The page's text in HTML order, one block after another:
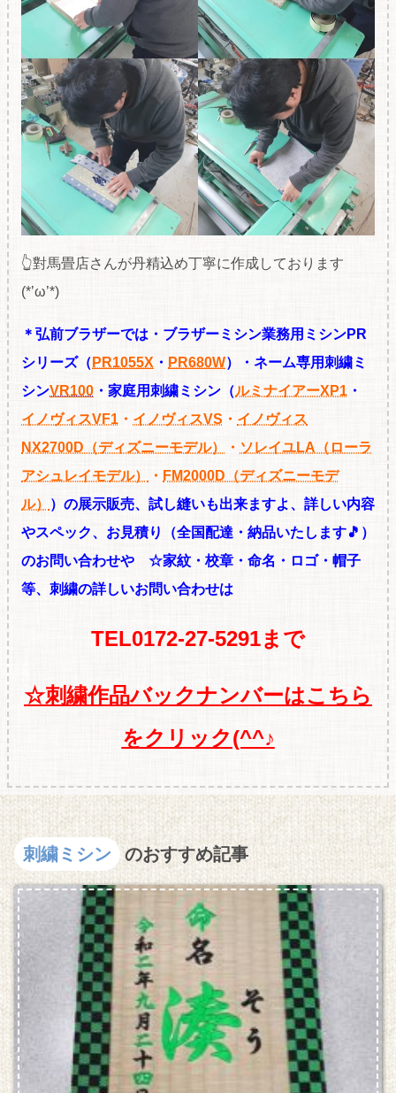
👆對馬畳店さんが丹精込め丁寧に作成しております
(*’ω’*)
＊弘前ブラザーでは・ブラザーミシン業務用ミシンPR
シリーズ（ PR1055X ・ PR680W）・ネーム専用刺繍ミ
シンVR100 ・家庭用刺繍ミシン（ルミナイアーXP1 ・
イノヴィスVF1 ・ イノヴィスVS ・ イノヴィス
NX2700D（ディズニーモデル）
・ ソレイユLA（ローラ
アシュレイモデル）
・ FM2000D（ディズニーモデ
ル）
）の展示販売、試し縫いも出来ますよ、詳しい内容
やスペック、お見積り
（全国配達・納品いたします🎵）
のお問い合わせや ☆家紋・校章・命名・ロゴ・帽子
等、刺繍の詳しいお問い合わせは
TEL0172-27-5291まで
☆刺繍作品バックナンバーはこちら
をクリック(^^♪
刺繍ミシン のおすすめ記事